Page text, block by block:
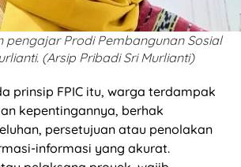
pengajar Prodi Pembangunan Sosial
(Arsip Pribadi Sri Murlianti)
prinsip FPIC itu, warga terdampak
kepentingannya, berhak
persetujuan atau penolakan
informasi yang akurat.